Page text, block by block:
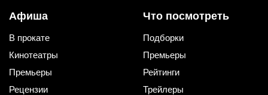
Афиша
В прокате
Кинотеатры
Премьеры
Рецензии
Что посмотреть
Подборки
Премьеры
Рейтинги
Трейлеры